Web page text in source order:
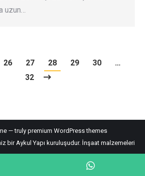
uzun…
26 27 28 29 30
…
32
— truly premium WordPress themes
bir Aykul Yapı kuruluşudur. İnşaat malzemeleri